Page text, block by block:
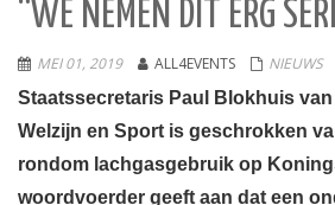
“WE NEMEN DIT ERG
MEI 01, 2019 ALL4EVENTS NIEUWS
Staatssecretaris Paul Blokhuis
Welzijn en Sport is geschrokken
rondom lachgasgebruik op
woordvoerder geeft aan dat een